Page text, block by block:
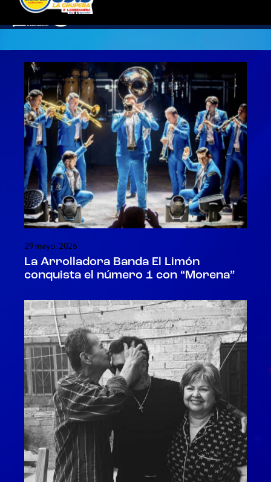
29 mayo, 2026
La Arrolladora Banda El Limón
conquista el número 1 con “Morena”